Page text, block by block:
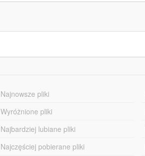
Najnowsze pliki
Wyróżnione pliki
Najbardziej lubiane pliki
Najczęściej pobierane pliki